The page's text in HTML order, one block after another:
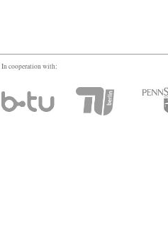
In cooperation with: